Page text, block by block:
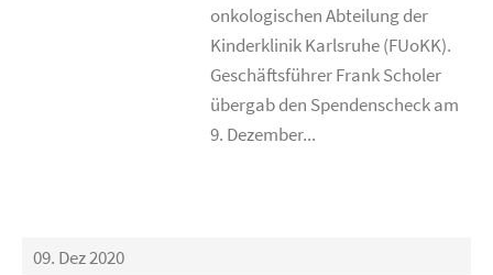
onkologischen Abteilung der
Kinderklinik Karlsruhe (FUoKK).
Geschäftsführer Frank Scholer
übergab den Spendenscheck am
9. Dezember...
09. Dez 2020